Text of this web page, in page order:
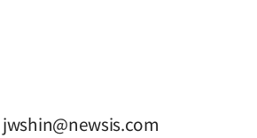
jwshin@newsis.com